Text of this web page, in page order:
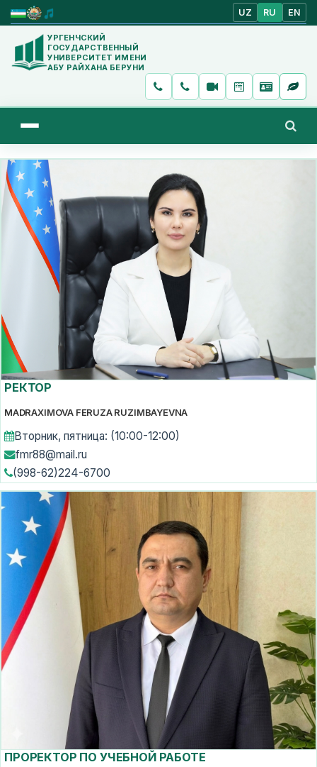
UZ RU EN
УРГЕНЧСКИЙ
ГОСУДАРСТВЕННЫЙ
УНИВЕРСИТЕТ ИМЕНИ
АБУ РАЙХАНА БЕРУНИ
РЕКТОР
MADRAXIMOVA FERUZA RUZIMBAYEVNA
Вторник, пятница: (10:00-12:00)
fmr88@mail.ru
(998-62)224-6700
ПРОРЕКТОР ПО УЧЕБНОЙ РАБОТЕ